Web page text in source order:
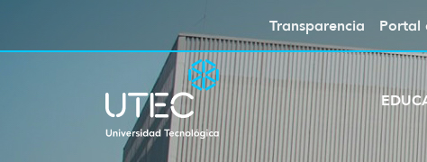
Transparencia Portal